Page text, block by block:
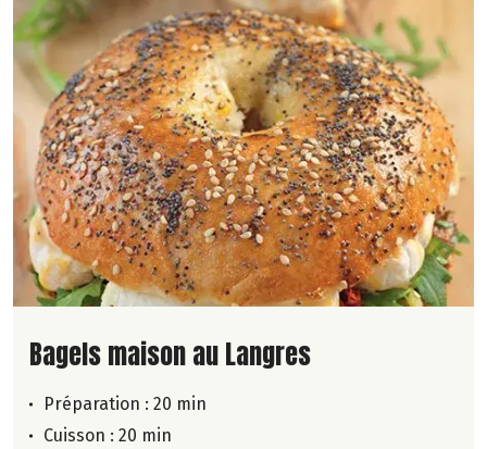
Lire la suite de la recette
Bagels maison au Langres
Préparation : 20 min
Cuisson : 20 min